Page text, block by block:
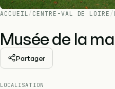
ACCUEIL/ CENTRE-VAL DE LOIRE /
Musée de la
Partager
LOCALISATION